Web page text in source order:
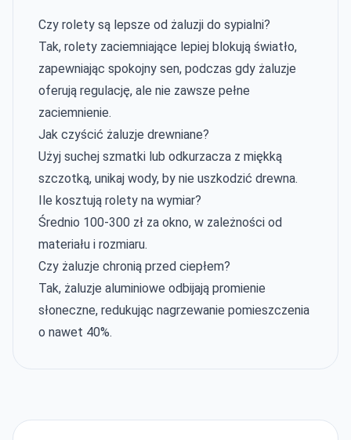
Czy rolety są lepsze od żaluzji do sypialni?
Tak, rolety zaciemniające lepiej blokują światło,
zapewniając spokojny sen, podczas gdy żaluzje
oferują regulację, ale nie zawsze pełne
zaciemnienie.
Jak czyścić żaluzje drewniane?
Użyj suchej szmatki lub odkurzacza z miękką
szczotką, unikaj wody, by nie uszkodzić drewna.
Ile kosztują rolety na wymiar?
Średnio 100-300 zł za okno, w zależności od
materiału i rozmiaru.
Czy żaluzje chronią przed ciepłem?
Tak, żaluzje aluminiowe odbijają promienie
słoneczne, redukując nagrzewanie pomieszczenia
o nawet 40%.